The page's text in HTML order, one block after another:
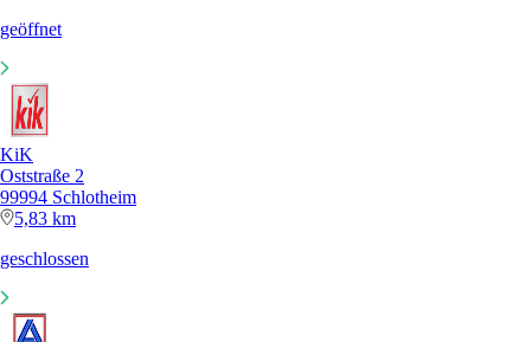
geöffnet
KiK
Oststraße 2
99994 Schlotheim
5,83 km
geschlossen